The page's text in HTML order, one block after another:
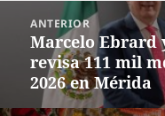
Navegación
entradas
ANTERIOR
Entrada
anterior:
Marcelo Ebrard
revisa 111 mil
2026 en Mérida